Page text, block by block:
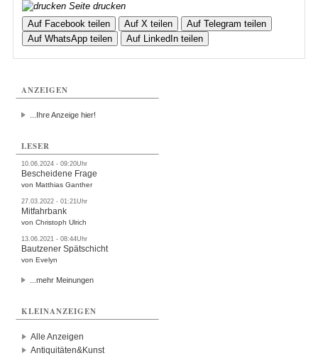
Seite drucken
Auf Facebook teilen
Auf X teilen
Auf Telegram teilen
Auf WhatsApp teilen
Auf LinkedIn teilen
ANZEIGEN
...Ihre Anzeige hier!
LESER
10.06.2024 - 09:20Uhr
Bescheidene Frage
von Matthias Ganther
27.03.2022 - 01:21Uhr
Mitfahrbank
von Christoph Ulrich
13.06.2021 - 08:44Uhr
Bautzener Spätschicht
von Evelyn
...mehr Meinungen
KLEINANZEIGEN
Alle Anzeigen
Antiquitäten&Kunst